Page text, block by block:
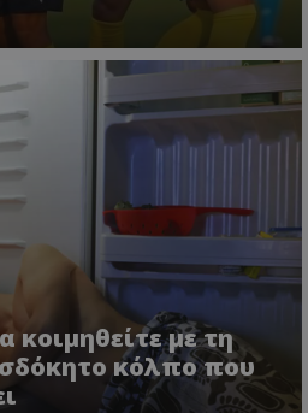
κοιμηθείτε με τη
κόλπο που